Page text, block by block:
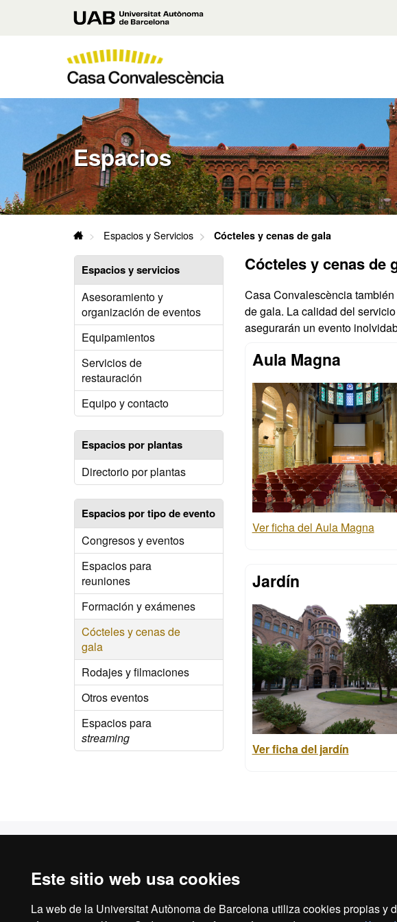
Este sitio web usa cookies
La web de la Universitat Autònoma de Barcelona utiliza cookies propias y
Universitat
de
Barcelona
UAB
A
B
Espacios
Casa
UAB
Espacios y Servicios Cócteles y cenas de gala
Espacios y servicios
Asesoramiento y
organización de eventos
Equipamientos
Servicios de
restauración
Equipo y contacto
Espacios por plantas
Directorio por plantas
Espacios por tipo de evento
Congresos y eventos
Espacios para
reuniones
Formación y exámenes
Cócteles y cenas de
gala
Rodajes y filmaciones
Otros eventos
Espacios para
streaming
Cócteles y cenas de
Casa Convalescència
de gala. La calidad del
asegurarán un evento
Aula Magna
Ver ficha del Aula Magna
Jardín
Ver ficha del jardín
Historia
Convalescència
eventos